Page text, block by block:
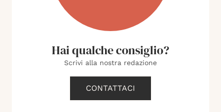
Hai qualche consiglio?
Scrivi alla nostra redazione
CONTATTACI